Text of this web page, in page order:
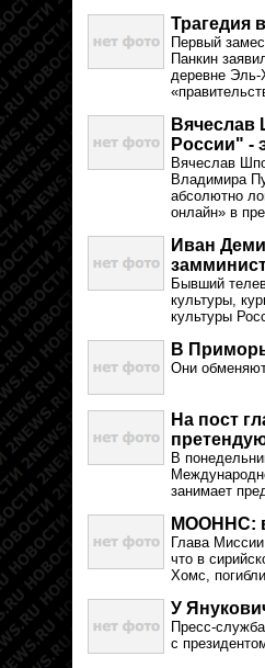
Трагедия
Первый
Панкин
деревне Эль-
России" -
Вячеслав
Владимира
абсолютно
онлайн» в
Иван
Бывший
культуры,
культуры
В
Они
На пост
В
занимает
МООННС: в
Глава
что в
Хомс,
У
Пресс-
с